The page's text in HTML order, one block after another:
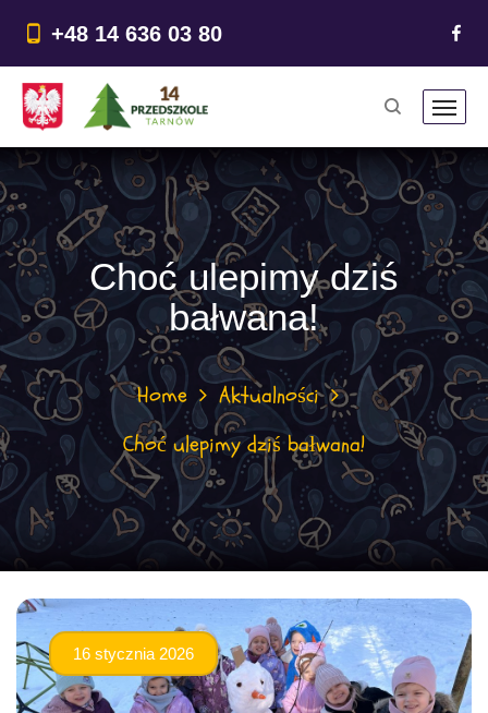
treści
+48 14 636 03 80
Choć ulepimy dziś
bałwana!
Home
Aktualności
Choć ulepimy dziś bałwana!
16 stycznia 2026